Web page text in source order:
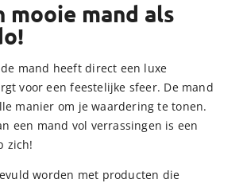
mooie mand als
mand heeft direct een luxe
voor een feestelijke sfeer. De mand
manier om je waardering te tonen.
een mand vol verrassingen is een
zich!
worden met producten die